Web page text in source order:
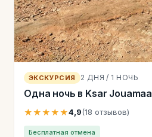
ЭКСКУРСИЯ 2 ДНЯ / 1 НОЧЬ
Одна ночь в Ksar Jouamaa
★★★★★4,9(18 отзывов)
Бесплатная отмена